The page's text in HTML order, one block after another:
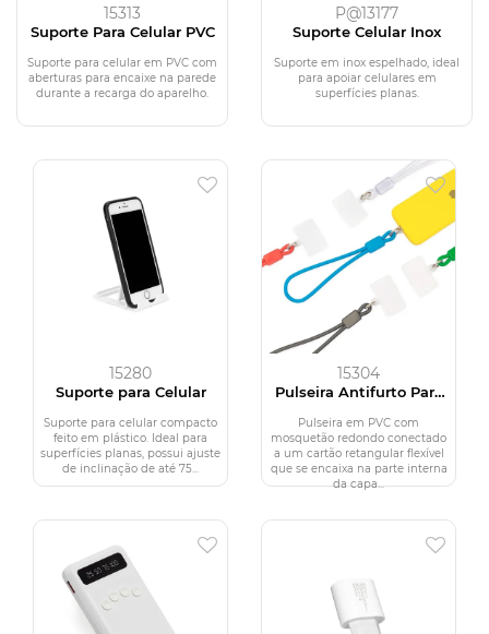
15313
Suporte Para Celular PVC
Suporte para celular em PVC com
aberturas para encaixe na parede
durante a recarga do aparelho.
P@13177
Suporte Celular Inox
Suporte em inox espelhado, ideal
para apoiar celulares em
superfícies planas.
15280
Suporte para Celular
Suporte para celular compacto
feito em plástico. Ideal para
superfícies planas, possui ajuste
de inclinação de até 75...
15304
Pulseira Antifurto Para
Pulseira em PVC com
mosquetão redondo conectado
a um cartão retangular flexível
que se encaixa na parte interna
da capa...